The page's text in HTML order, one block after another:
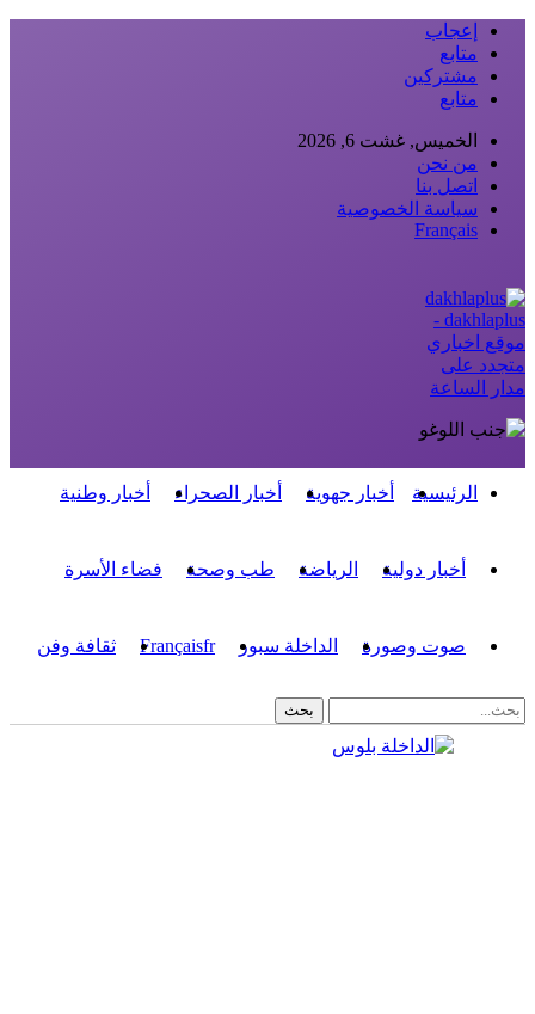
إعجاب
متابع
مشتركين
متابع
الخميس, غشت 6, 2026
من نحن
اتصل بنا
سياسة الخصوصية
Français
dakhlaplus -
موقع اخباري
متجدد على
مدار الساعة
الرئيسية أخبار جهوية أخبار الصحراء أخبار وطنية
أخبار دولية الرياضة طب وصحة فضاء الأسرة
صوت وصورة الداخلة سبور Françaisfr ثقافة وفن